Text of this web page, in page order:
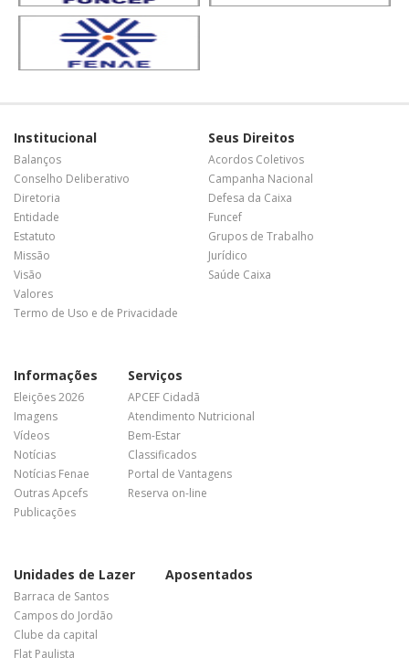
Institucional
Balanços
Conselho Deliberativo
Diretoria
Entidade
Estatuto
Missão
Visão
Valores
Termo de Uso e de Privacidade
Seus Direitos
Acordos Coletivos
Campanha Nacional
Defesa da Caixa
Funcef
Grupos de Trabalho
Jurídico
Saúde Caixa
Informações
Eleições 2026
Imagens
Vídeos
Notícias
Notícias Fenae
Outras Apcefs
Publicações
Serviços
APCEF Cidadã
Atendimento Nutricional
Bem-Estar
Classificados
Portal de Vantagens
Reserva on-line
Unidades de Lazer
Barraca de Santos
Campos do Jordão
Clube da capital
Flat Paulista
Aposentados